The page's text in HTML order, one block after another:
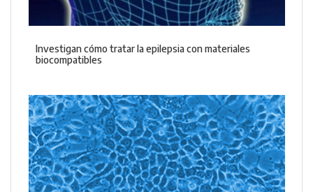
Investigan cómo tratar la epilepsia con materiales
biocompatibles